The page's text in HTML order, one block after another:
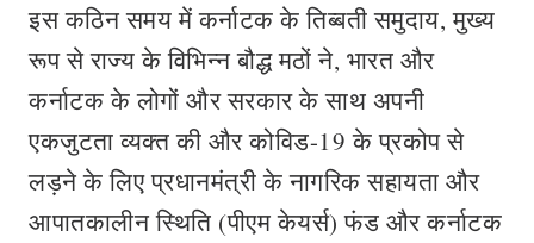
इस कठिन समय में कर्नाटक के तिब्बती समुदाय, मुख्य
रूप से राज्य के विभिन्न बौद्ध मठों ने, भारत और
कर्नाटक के लोगों और सरकार के साथ अपनी
एकजुटता व्यक्त की और कोविड-19 के प्रकोप से
लड़ने के लिए प्रधानमंत्री के नागरिक सहायता और
आपातकालीन स्थिति (पीएम केयर्स) फंड और कर्नाटक